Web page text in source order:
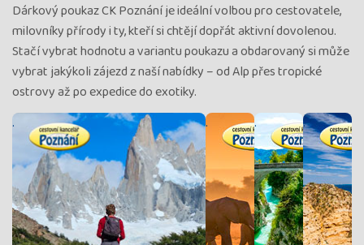
Dárkový poukaz CK Poznání je ideální volbou pro cestovatele,
milovníky přírody i ty, kteří si chtějí dopřát aktivní dovolenou.
Stačí vybrat hodnotu a variantu poukazu a obdarovaný si může
vybrat jakýkoli zájezd z naší nabídky – od Alp přes tropické
ostrovy až po expedice do exotiky.
.
. . .